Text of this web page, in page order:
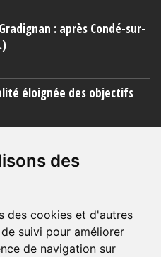
des
des cookies et d'autres
suivi pour améliorer
de navigation sur
: après Condé-sur-
éloignée des objectifs
totale »